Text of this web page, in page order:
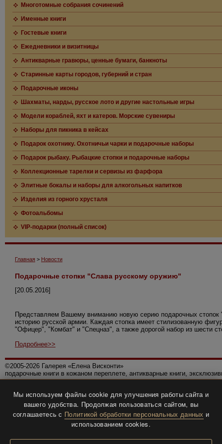
Многотомные собрания сочинений
Именные книги
Гостевые книги
Ежедневники и визитницы
Антикварные гравюры, ценные бумаги, банкноты
Старинные карты городов, губерний и стран
Подарочные иконы
Шахматы, нарды, русское лото и другие настольные игры
Модели кораблей, яхт и катеров. Морские сувениры
Наборы для пикника в кейсах
Подарок охотнику. Охотничьи чарки и подарочные наборы
Подарок рыбаку. Рыбацкие стопки и подарочные наборы
Коллекционные тарелки и сервизы из фарфора
Элитные бокалы и наборы для алкогольных напитков
Изделия из горного хрусталя
Фотоальбомы
VIP-подарки (полный список)
Главная > Новости
Подарочные стопки "Слава русскому оружию"
[20.05.2016]
Представляем Вашему вниманию новую серию подарочных
историю русской армии. Каждая стопка имеет стилизованную
"Офицер", "Комбат" и "Спецназ", а также дорогой набор из шести
Подробнее>>
©2005-2026 Галерея «Елена Висконти»
подарочные книги в кожаном переплете, антикварные книги,
Политика конфиденциальности
Все права защищены.
Разработка и дизайнBTV-info.
Мы используем файлы cookie для улучшения работы сайта и
вашего удобства. Продолжая пользоваться сайтом, вы
соглашаетесь с Политикой обработки персональных данных и
использованием cookies.